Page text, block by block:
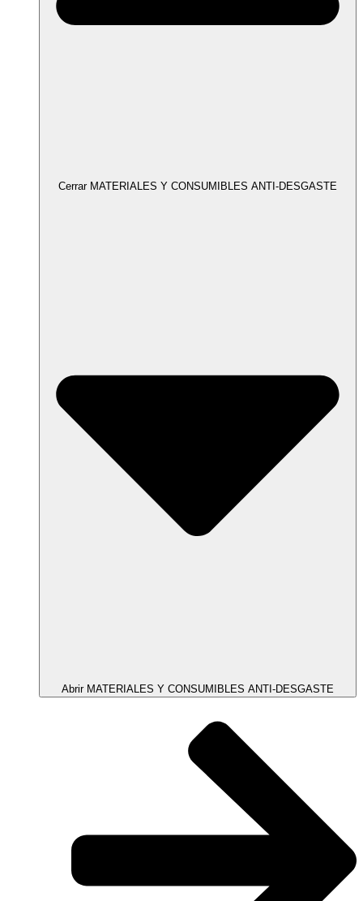
Cerrar MATERIALES Y CONSUMIBLES ANTI-DESGASTE
Abrir MATERIALES Y CONSUMIBLES ANTI-DESGASTE